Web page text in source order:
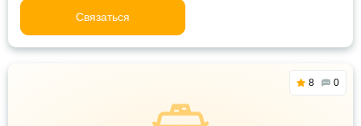
Связаться
8 0